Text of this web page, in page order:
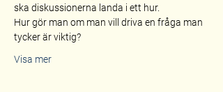
ska diskussionerna landa i ett hur.
Hur gör man om man vill driva en fråga man
tycker är viktig?
Visa mer